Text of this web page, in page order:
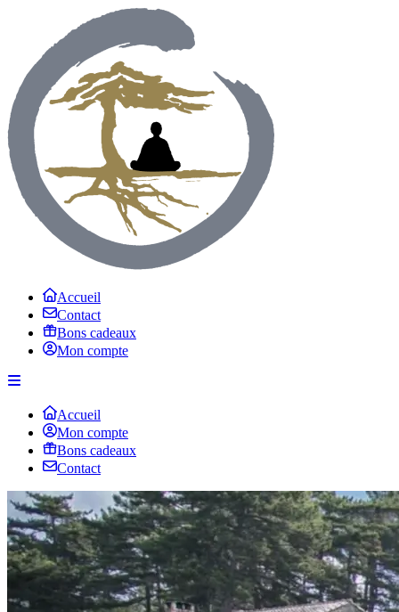
Accueil
Contact
Bons cadeaux
Mon compte
Accueil
Mon compte
Bons cadeaux
Contact